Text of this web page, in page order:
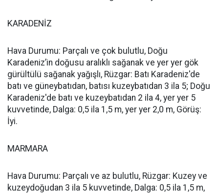
KARADENİZ
Hava Durumu: Parçalı ve çok bulutlu, Doğu
Karadeniz’in doğusu aralıklı sağanak ve yer yer gök
gürültülü sağanak yağışlı, Rüzgar: Batı Karadeniz'de
batı ve güneybatıdan, batısı kuzeybatıdan 3 ila 5; Doğu
Karadeniz'de batı ve kuzeybatıdan 2 ila 4, yer yer 5
kuvvetinde, Dalga: 0,5 ila 1,5 m, yer yer 2,0 m, Görüş:
İyi.
MARMARA
Hava Durumu: Parçalı ve az bulutlu, Rüzgar: Kuzey ve
kuzeydoğudan 3 ila 5 kuvvetinde, Dalga: 0,5 ila 1,5 m,